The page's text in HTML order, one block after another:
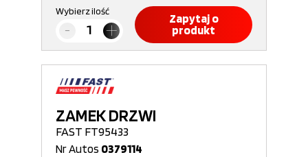
Wybierz ilość
Zapytaj o
produkt
ZAMEK DRZWI
FAST FT95433
Nr Autos 0379114